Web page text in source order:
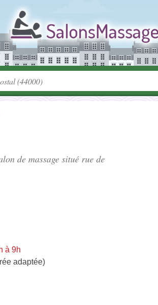
de massage situé rue de
à 9h
adaptée)